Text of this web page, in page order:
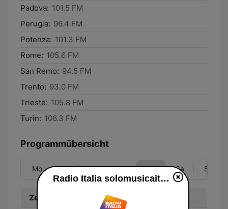
Padova: 101.5 FM
Perugia: 96.4 FM
Potenza: 101.3 FM
Rome: 105.6 FM
San Remo: 94.5 FM
Trento: 93.0 FM
Trieste: 105.8 FM
Turin: 106.3 FM
Programmübersicht
Mo Di Mi Do Fr Sa So
Zeit Programm
Radio Italia solomusicaitaliana live